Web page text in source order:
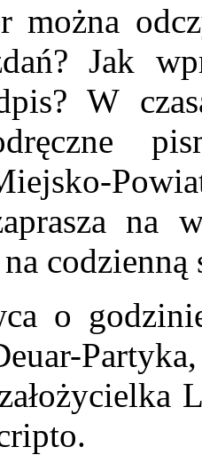
można
Jak
W
na
codzienną
o